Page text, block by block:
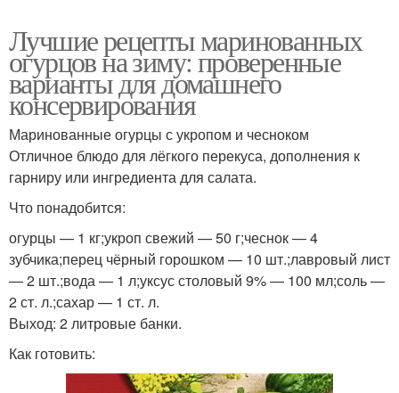
Лучшие рецепты маринованных
огурцов на зиму: проверенные
варианты для домашнего
консервирования
Маринованные огурцы с укропом и чесноком
Отличное блюдо для лёгкого перекуса, дополнения к
гарниру или ингредиента для салата.
Что понадобится:
огурцы — 1 кг;укроп свежий — 50 г;чеснок — 4
зубчика;перец чёрный горошком — 10 шт.;лавровый лист
— 2 шт.;вода — 1 л;уксус столовый 9% — 100 мл;соль —
2 ст. л.;сахар — 1 ст. л.
Выход: 2 литровые банки.
Как готовить: